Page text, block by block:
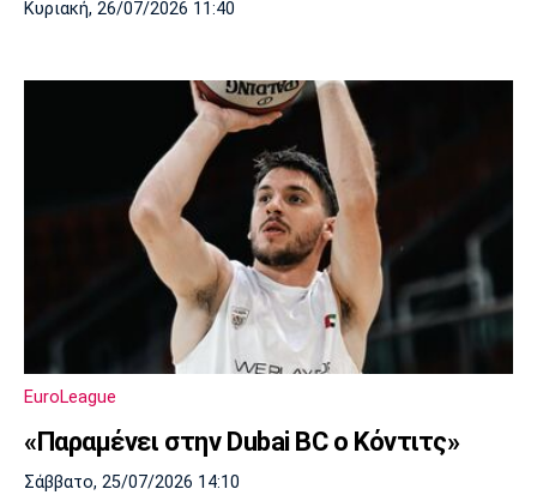
Κυριακή, 26/07/2026 11:40
EuroLeague
«Παραμένει στην Dubai BC ο Κόντιτς»
Σάββατο, 25/07/2026 14:10